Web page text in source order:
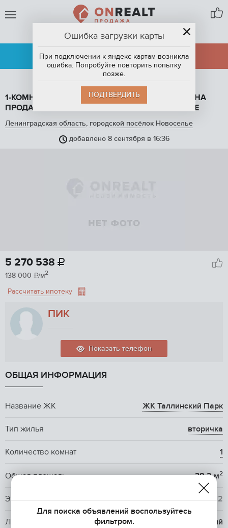
ГОРОДСКОЙ ПОСЁЛОК НОВОСЕЛЬЕ
АРЕНДА
ПРОДАЖА
1-КОМНАТНАЯ КВАРТИРА, 38.2 М2, ЭТАЖ 5 / 12, НА
ПРОДАЖУ В ГОРОДСКОМ ПОСЁЛКЕ НОВОСЕЛЬЕ
Ленинградская область, городской посёлок Новоселье
добавлено 8 сентября в 16:36
5 270 538 
138 000 /м2
Рассчитать ипотеку
ПИК
Показать телефон
ОБЩАЯ ИНФОРМАЦИЯ
Название ЖК ЖК Таллинский Парк
Тип жилья вторичка
Количество комнат 1
Общая площадь 38.2 м2
Этаж / Этажность / 12
Лифт 1 пассажирский
Ошибка загрузки карты
При подключении к яндекс картам возникла
ошибка. Попробуйте повторить попытку
позже.
ПОДТВЕРДИТЬ
Для поиска объявлений воспользуйтесь
фильтром.